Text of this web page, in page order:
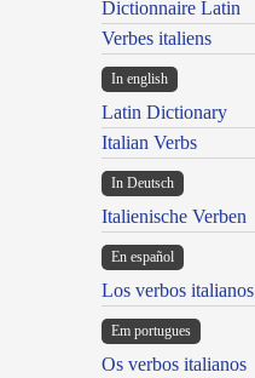
Dictionnaire Latin
Verbes italiens
In english
Latin Dictionary
Italian Verbs
In Deutsch
Italienische Verben
En español
Los verbos italianos
Em portugues
Os verbos italianos